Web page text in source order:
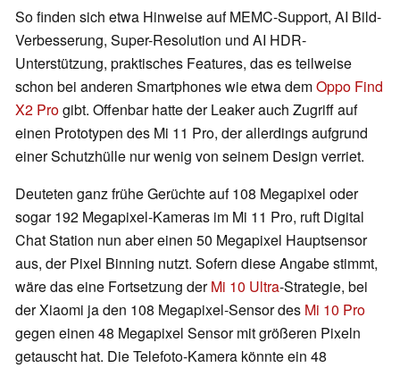
So finden sich etwa Hinweise auf MEMC-Support, AI Bild-
Verbesserung, Super-Resolution und AI HDR-
Unterstützung, praktisches Features, das es teilweise
schon bei anderen Smartphones wie etwa demOppo Find
X2 Progibt. Offenbar hatte der Leaker auch Zugriff auf
einen Prototypen des Mi 11 Pro, der allerdings aufgrund
einer Schutzhülle nur wenig von seinem Design verriet.
Deuteten ganz frühe Gerüchte auf 108 Megapixel oder
sogar 192 Megapixel-Kameras im Mi 11 Pro, ruft Digital
Chat Station nun aber einen 50 Megapixel Hauptsensor
aus, der Pixel Binning nutzt. Sofern diese Angabe stimmt,
wäre das eine Fortsetzung derMi 10 Ultra-Strategie, bei
der Xiaomi ja den 108 Megapixel-Sensor des Mi 10 Pro
gegen einen 48 Megapixel Sensor mit größeren Pixeln
getauscht hat. Die Telefoto-Kamera könnte ein 48